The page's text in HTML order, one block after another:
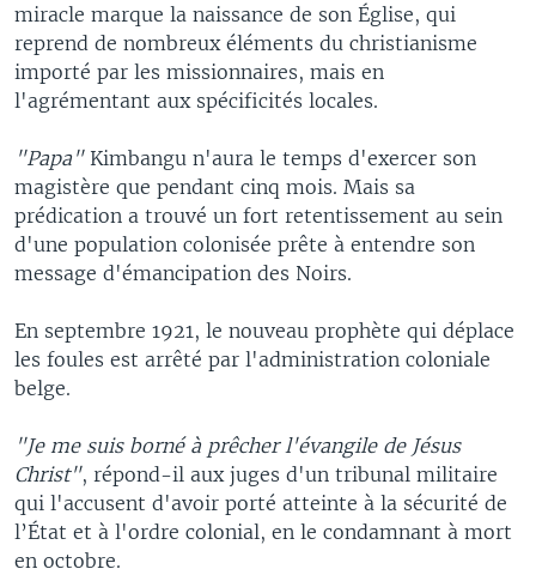
miracle marque la naissance de son Église, qui
reprend de nombreux éléments du christianisme
importé par les missionnaires, mais en
l'agrémentant aux spécificités locales.
"Papa"Kimbangu n'aura le temps d'exercer son
magistère que pendant cinq mois. Mais sa
prédication a trouvé un fort retentissement au sein
d'une population colonisée prête à entendre son
message d'émancipation des Noirs.
En septembre 1921, le nouveau prophète qui déplace
les foules est arrêté par l'administration coloniale
belge.
"Je me suis borné à prêcher l'évangile de Jésus
Christ", répond-il aux juges d'un tribunal militaire
qui l'accusent d'avoir porté atteinte à la sécurité de
l’État et à l'ordre colonial, en le condamnant à mort
en octobre.